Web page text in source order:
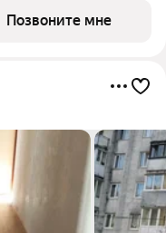
пересекаются
из самых быстро
Позвоните мне